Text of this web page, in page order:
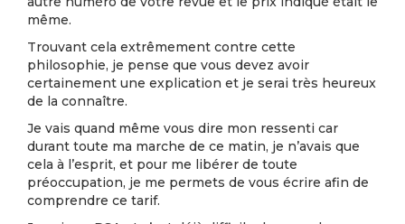
même.
Trouvant cela extrêmement contre cette
philosophie, je pense que vous devez avoir
certainement une explication et je serai très heureux
de la connaître.
Je vais quand même vous dire mon ressenti car
durant toute ma marche de ce matin, je n’avais que
cela à l’esprit, et pour me libérer de toute
préoccupation, je me permets de vous écrire afin de
comprendre ce tarif.